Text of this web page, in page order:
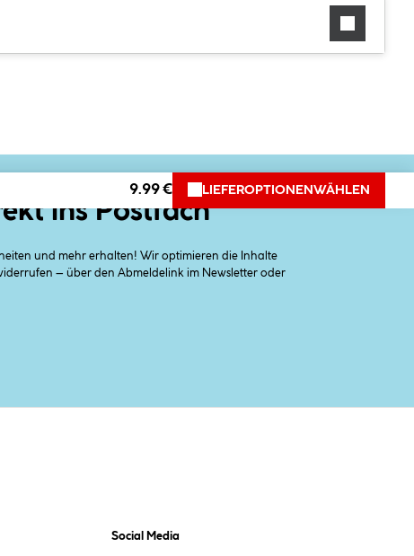
9.99 € LIEFEROPTIONEN WÄHLEN
ins Postfach
und mehr erhalten! Wir optimieren die Inhalte
– über den Abmeldelink im Newsletter oder
Social Media